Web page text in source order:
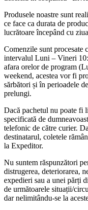
Produsele noastre sunt
ce face ca durata de
lucrătoare începând cu
Comenzile sunt procesate
intervalul Luni – Vineri
afara orelor de program
weekend, acestea vor fi
sărbători și în perioadele
prelungi.
Dacă pachetul nu poate fi
specificată de
telefonic de către curier.
destinatarul, coletele
la Expeditor.
Nu suntem răspunzători
distrugerea, deteriorarea,
expedieri sau a unei părți
de următoarele situații/
dar nelimitându-se la